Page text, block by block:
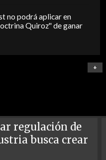
no podrá aplicar en
Quiroz" de ganar
+
regulación de
busca crear